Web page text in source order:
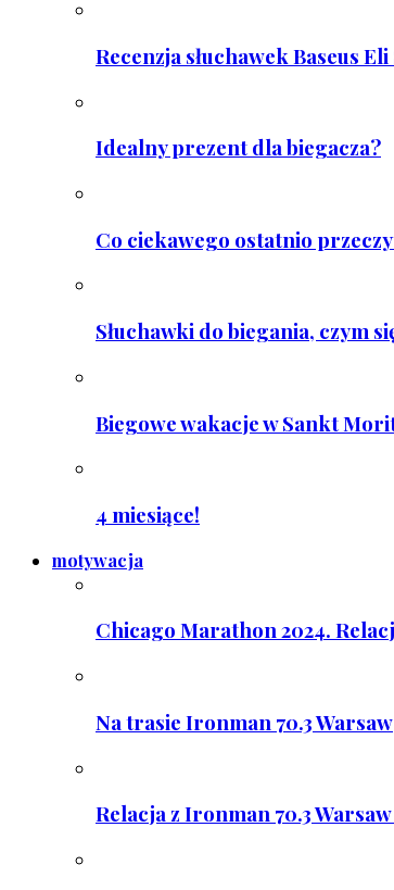
Recenzja słuchawek Baseus
Idealny prezent dla biegacza?
Co ciekawego ostatnio
Słuchawki do biegania, czym
Biegowe wakacje w Sankt
4 miesiące!
motywacja
Chicago Marathon 2024.
Na trasie Ironman 70.3 Warsaw
Relacja z Ironman 70.3